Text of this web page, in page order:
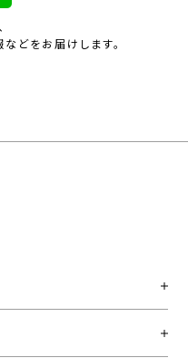
どをお届けします。